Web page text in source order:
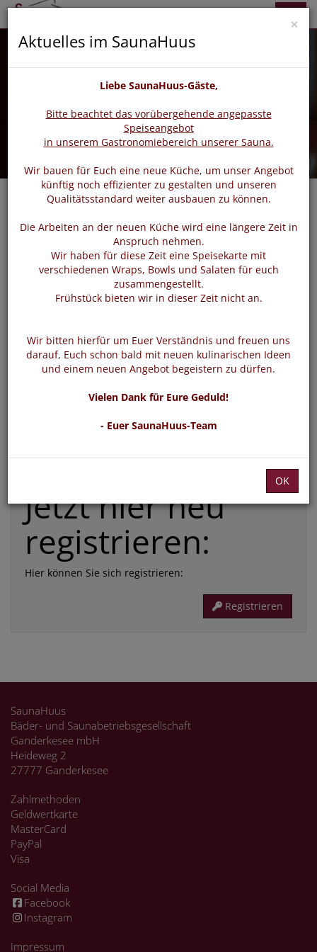
zurück
Login
Bitte loggen Sie sich mit dem untenstehenden Formular
Die mit * gekennzeichneten Felder sind Pflichtfelder
Passwort vergessen Login
Jetzt hier neu
registrieren:
Hier können Sie sich registrieren:
Registrieren
SaunaHuus
Bäder- und Saunabetriebsgesellschaft
Ganderkesee mbH
Heideweg 2
27777 Ganderkesee
Zahlmethoden
Geldwertkarte
MasterCard
PayPal
Visa
Social Media
Facebook
Instagram
Impressum
×
Aktuelles im SaunaHuus
Liebe SaunaHuus-Gäste,
Bitte beachtet das vorübergehende angepasste
Speiseangebot
in unserem Gastronomiebereich unserer Sauna.
Wir bauen für Euch eine neue Küche, um unser Angebot
künftig noch effizienter zu gestalten und unseren
Qualitätsstandard weiter ausbauen zu können.
Die Arbeiten an der neuen Küche wird eine längere Zeit in
Anspruch nehmen.
Wir haben für diese Zeit eine Speisekarte mit
verschiedenen Wraps, Bowls und Salaten für euch
zusammengestellt.
Frühstück bieten wir in dieser Zeit nicht an.
Wir bitten hierfür um Euer Verständnis und freuen uns
darauf, Euch schon bald mit neuen kulinarischen Ideen
und einem neuen Angebot begeistern zu dürfen.
Vielen Dank für Eure Geduld!
- Euer SaunaHuus-Team
OK